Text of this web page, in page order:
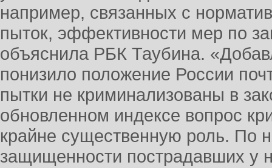
например, связанных с
пыток, эффективности мер по
объяснила РБК Таубина.
понизило положение России
пытки не криминализованы в
обновленном индексе вопрос
крайне существенную роль. По
защищенности пострадавших у